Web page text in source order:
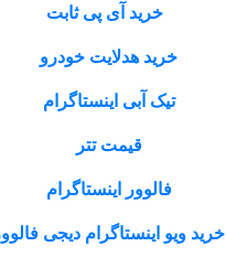
خرید آی پی ثابت
خرید هدلایت خودرو
تیک آبی اینستاگرام
قیمت تتر
فالوور اینستاگرام
خرید ویو اینستاگرام دیجی